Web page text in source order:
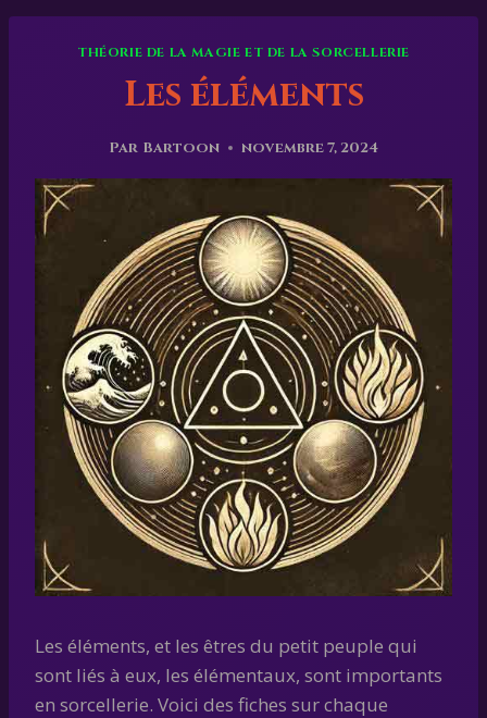
THÉORIE DE LA MAGIE ET DE LA SORCELLERIE
Les éléments
Par Bartoon novembre 7, 2024
Les éléments, et les êtres du petit peuple qui
sont liés à eux, les élémentaux, sont importants
en sorcellerie. Voici des fiches sur chaque